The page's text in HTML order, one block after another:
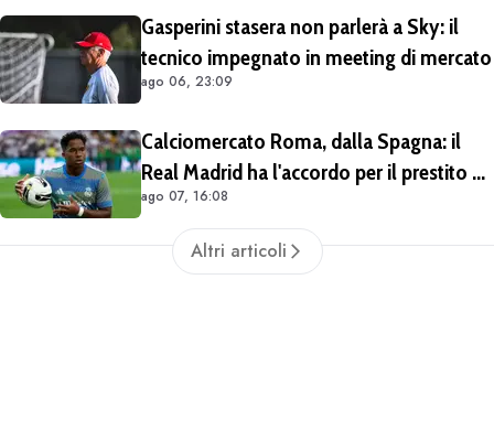
Gasperini stasera non parlerà a Sky: il
tecnico impegnato in meeting di mercato
ago 06, 23:09
Calciomercato Roma, dalla Spagna: il
Real Madrid ha l'accordo per il prestito di
Endrick in Premier League
ago 07, 16:08
Altri articoli